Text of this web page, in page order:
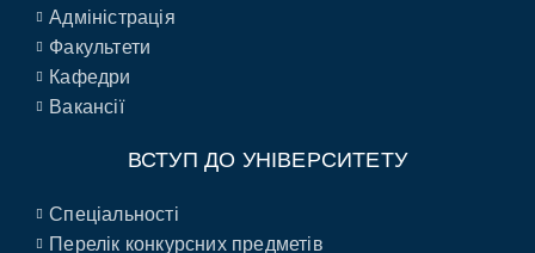
Адміністрація
Факультети
Кафедри
Вакансії
ВСТУП ДО УНІВЕРСИТЕТУ
Спеціальності
Перелік конкурсних предметів